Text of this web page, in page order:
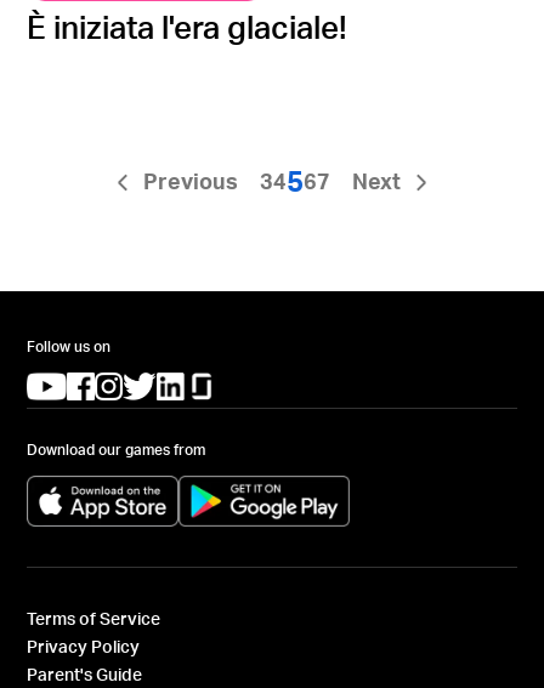
È iniziata l'era glaciale!
Previous 34567 Next
Follow us on
(opens in a new tab)
(opens in a new tab)
(opens in a new tab)
(opens in a new tab)
(opens in a new tab)
Download our games from
(opens in a new tab) (opens in a new tab)
Terms of Service
Privacy Policy
Parent's Guide